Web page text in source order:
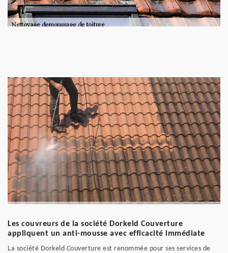
Les couvreurs de la société Dorkeld Couverture
appliquent un anti-mousse avec efficacité immédiate
La société Dorkeld Couverture est renommée pour ses services de